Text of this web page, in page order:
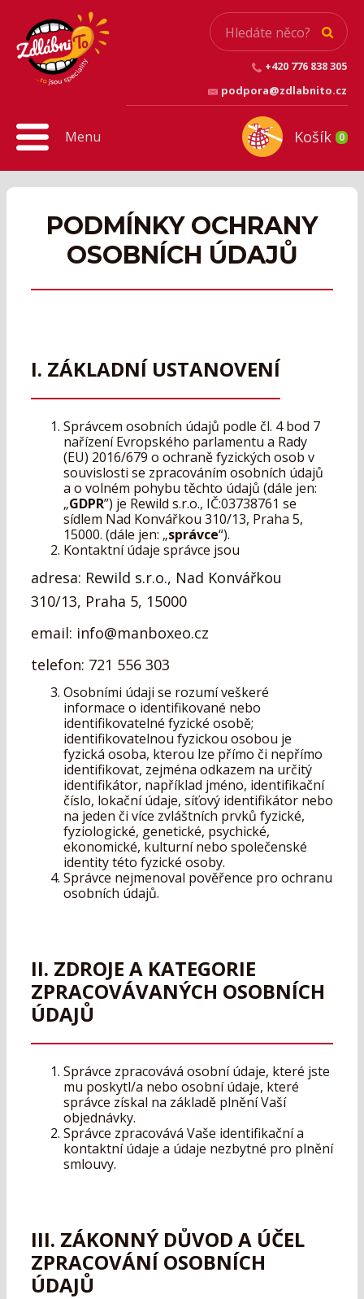
+420 776 838 305
podpora@zdlabnito.cz
Košík 0
Menu
PODMÍNKY OCHRANY
OSOBNÍCH ÚDAJŮ
I. ZÁKLADNÍ USTANOVENÍ
Správcem osobních údajů podle čl. 4 bod 7
nařízení Evropského parlamentu a Rady
(EU) 2016/679 o ochraně fyzických osob v
souvislosti se zpracováním osobních údajů
a o volném pohybu těchto údajů (dále jen:
„GDPR”) je Rewild s.r.o., IČ:03738761 se
sídlem Nad Konvářkou 310/13, Praha 5,
15000. (dále jen: „správce“).
Kontaktní údaje správce jsou
adresa: Rewild s.r.o., Nad Konvářkou
310/13, Praha 5, 15000
email: info@manboxeo.cz
telefon: 721 556 303
Osobními údaji se rozumí veškeré
informace o identifikované nebo
identifikovatelné fyzické osobě;
identifikovatelnou fyzickou osobou je
fyzická osoba, kterou lze přímo či nepřímo
identifikovat, zejména odkazem na určitý
identifikátor, například jméno, identifikační
číslo, lokační údaje, síťový identifikátor nebo
na jeden či více zvláštních prvků fyzické,
fyziologické, genetické, psychické,
ekonomické, kulturní nebo společenské
identity této fyzické osoby.
Správce nejmenoval pověřence pro ochranu
osobních údajů.
II. ZDROJE A KATEGORIE
ZPRACOVÁVANÝCH OSOBNÍCH
ÚDAJŮ
Správce zpracovává osobní údaje, které jste
mu poskytl/a nebo osobní údaje, které
správce získal na základě plnění Vaší
objednávky.
Správce zpracovává Vaše identifikační a
kontaktní údaje a údaje nezbytné pro plnění
smlouvy.
III. ZÁKONNÝ DŮVOD A ÚČEL
ZPRACOVÁNÍ OSOBNÍCH
ÚDAJŮ